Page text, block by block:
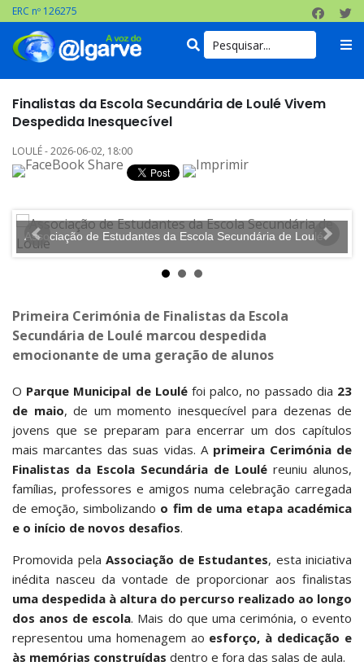
ERC nº 126275
Finalistas da Escola Secundária de Loulé Vivem
Despedida Inesquecível
LOULÉ - 2026-06-02, 18:00
Associação de Estudantes da Escola Secundária de Loulé
Primeira Cerimónia de Finalistas da Escola
Secundária de Loulé marcou despedida
emocionante de uma geração de alunos
O Parque Municipal de Louléfoi palco, no passado dia 23
de maio, de um momento inesquecível para dezenas de
jovens que se preparam para encerrar um dos capítulos
mais marcantes das suas vidas. A primeira Cerimónia de
Finalistas da Escola Secundária de Loulé reuniu alunos,
famílias, professores e amigos numa celebração carregada
de emoção, simbolizando o fim de uma etapa académica
e o início de novos desafios.
Promovida pela Associação de Estudantes, esta iniciativa
inédita nasceu da vontade de proporcionar aos finalistas
uma despedida à altura do percurso realizado ao longo
dos anos de escola. Mais do que uma cerimónia, o evento
representou uma homenagem ao esforço, à dedicação e
às memórias construídas dentro e fora das salas de aula.